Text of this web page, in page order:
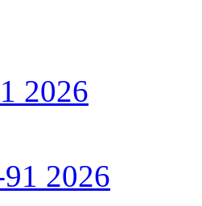
2026
2026